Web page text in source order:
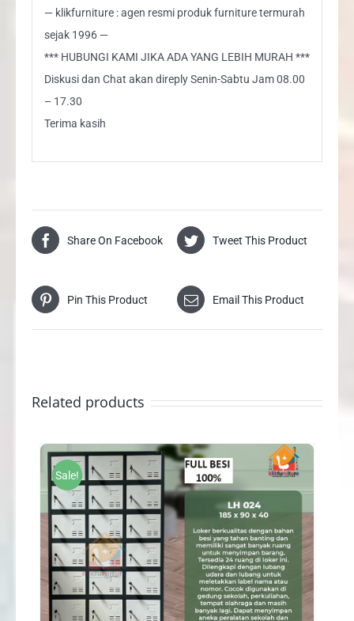
— klikfurniture : agen resmi produk furniture termurah
sejak 1996 —
*** HUBUNGI KAMI JIKA ADA YANG LEBIH MURAH ***
Diskusi dan Chat akan direply Senin-Sabtu Jam 08.00
– 17.30
Terima kasih
Share On Facebook Tweet This Product
Pin This Product Email This Product
Related products
Sale!